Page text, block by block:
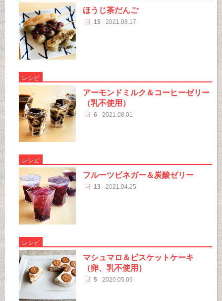
ほうじ茶だんご
15 2021.08.17
レシピ
アーモンドミルク＆コーヒーゼリー
（乳不使用）
6 2021.08.01
レシピ
フルーツビネガー＆炭酸ゼリー
13 2021.04.25
レシピ
マシュマロ＆ビスケットケーキ
（卵、乳不使用）
5 2020.05.09